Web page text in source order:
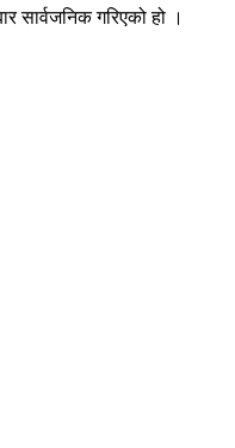
सार्वजनिक गरिएको हो ।